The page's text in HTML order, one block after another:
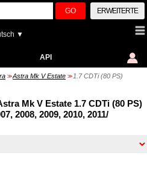
GO ERWEITERTE
▼
API
>> Astra Mk V Estate >> 1.7 CDTi (80 PS)
Mk V Estate 1.7 CDTi (80 PS)
2008, 2009, 2010, 2011/